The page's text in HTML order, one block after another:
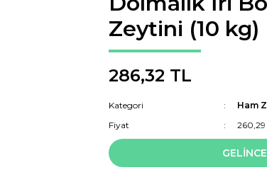
Zeytini (10 kg)
286,32 TL
Kategori
Ham
Fiyat
260,29